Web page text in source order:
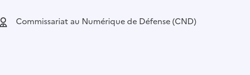
Employeur :
Commissariat au Numérique de Défense (CND)